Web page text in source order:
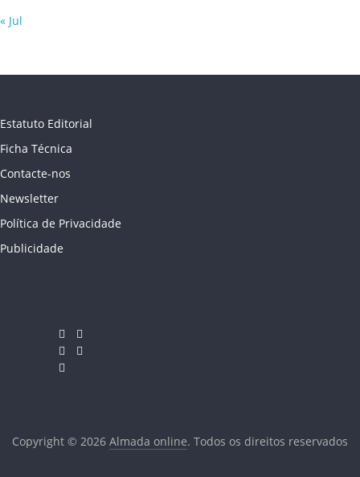
« Jul
Estatuto Editorial
Ficha Técnica
Contacte-nos
Newsletter
Política de Privacidade
Publicidade
Copyright © 2026 Almada online. Todos os direitos reservados